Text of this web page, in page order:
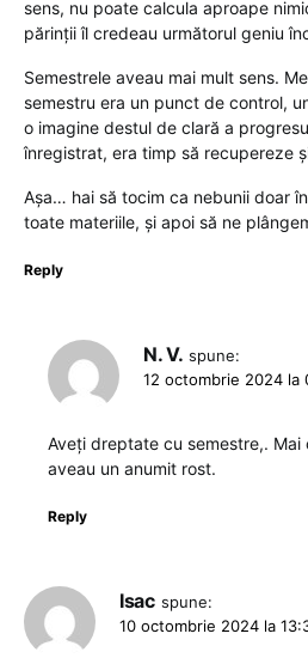
sens, nu poate calcula aproape
părinții îl credeau următorul geniu
Semestrele aveau mai mult sens.
semestru era un punct de control,
o imagine destul de clară a
înregistrat, era timp să recupereze
Așa… hai să tocim ca nebunii doar
toate materiile, și apoi să ne
Reply
N. V. spune:
12 octombrie 2024 la
Aveți dreptate cu semestre,.
aveau un anumit rost.
Reply
Isac spune:
10 octombrie 2024 la